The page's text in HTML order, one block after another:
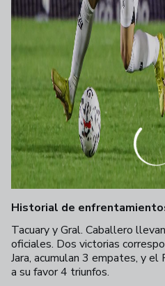
Historial de
Tacuary y Gral. Caballero
oficiales. Dos victorias
Jara, acumulan 3 empates, y
a su favor 4 triunfos.